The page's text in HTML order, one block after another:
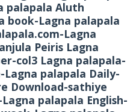
palapala Aluth
book-Lagna palapala
Lagna
Peiris Lagna
col3 Lagna palapala-
Lagna palapala Daily-
Download-sathiye
palapala English-